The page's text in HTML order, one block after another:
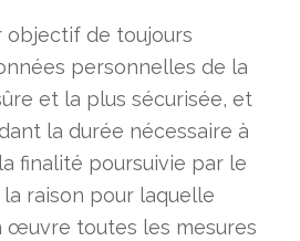
objectif de toujours
personnelles de la
et la plus sécurisée, et
la durée nécessaire à
finalité poursuivie par le
la raison pour laquelle
œuvre toutes les mesures